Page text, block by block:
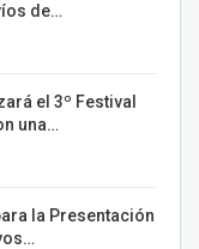
de…
el 3º Festival
una…
la Presentación